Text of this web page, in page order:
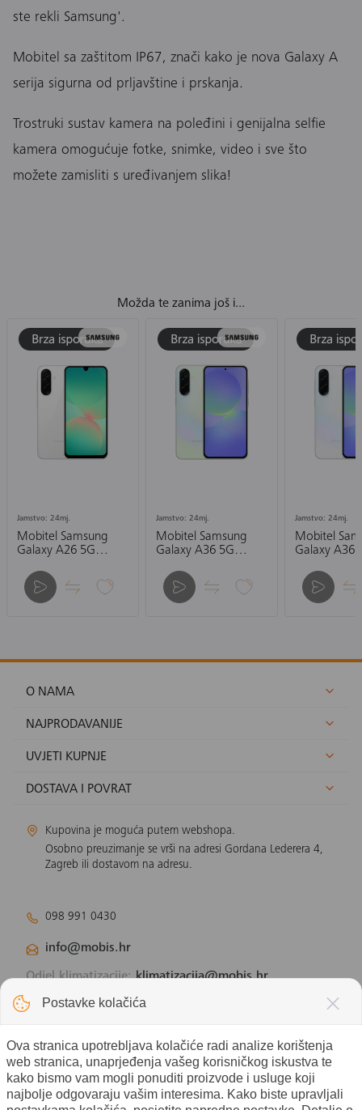
ste rekli Samsung'.
Mobitel sa zaštitom IP67, znači kako je nova Galaxy A
serija sigurna od prljavštine i prskanja.
Trostruki sustav kamera na poleđini i genijalna selfie
kamera omogućuje fotke, snimke, video i sve što
možete zamisliti s uređivanjem slika!
Možda te zanima još i...
Jamstvo: 24mj.
Mobitel Samsung
Galaxy A26 5G
Jamstvo: 24mj.
Mobitel Samsung
Galaxy A36 5G
Jamstvo: 24mj.
Mobitel
Galaxy A36
O NAMA
NAJPRODAVANIJE
UVJETI KUPNJE
DOSTAVA I POVRAT
Kupovina je moguća putem webshopa.
Osobno preuzimanje se vrši na adresi Gordana Lederera 4,
Zagreb ili dostavom na adresu.
098 991 0430
info@mobis.hr
Odjel klimatizacije:klimatizacija@mobis.hr
Odjel solarnih panela:
Postavke kolačića
Ova stranica upotrebljava kolačiće radi analize korištenja
web stranica, unaprjeđenja vašeg korisničkog iskustva te
kako bismo vam mogli ponuditi proizvode i usluge koji
najbolje odgovaraju vašim interesima. Kako biste upravljali